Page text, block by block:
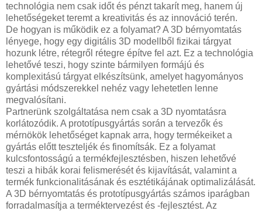
technológia nem csak időt és pénzt takarít meg, hanem új
lehetőségeket teremt a kreativitás és az innováció terén.
De hogyan is működik ez a folyamat? A 3D bérnyomtatás
lényege, hogy egy digitális 3D modellből fizikai tárgyat
hozunk létre, rétegről rétegre építve fel azt. Ez a technológia
lehetővé teszi, hogy szinte bármilyen formájú és
komplexitású tárgyat elkészítsünk, amelyet hagyományos
gyártási módszerekkel nehéz vagy lehetetlen lenne
megvalósítani.
Partnerünk szolgáltatása nem csak a 3D nyomtatásra
korlátozódik. A prototípusgyártás során a tervezők és
mérnökök lehetőséget kapnak arra, hogy termékeiket a
gyártás előtt teszteljék és finomítsák. Ez a folyamat
kulcsfontosságú a termékfejlesztésben, hiszen lehetővé
teszi a hibák korai felismerését és kijavítását, valamint a
termék funkcionalitásának és esztétikájának optimalizálását.
A 3D bérnyomtatás és prototípusgyártás számos iparágban
forradalmasítja a terméktervezést és -fejlesztést. Az